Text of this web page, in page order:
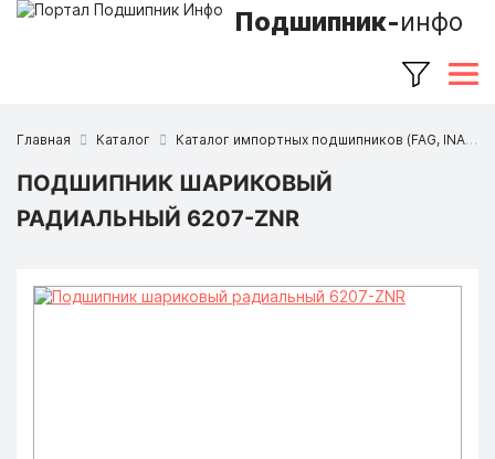
Подшипник-инфо
Главная Каталог Каталог импортных подшипников (FAG, INA, SKF, NSK, Timken и др.)
ПОДШИПНИК ШАРИКОВЫЙ
РАДИАЛЬНЫЙ 6207-ZNR